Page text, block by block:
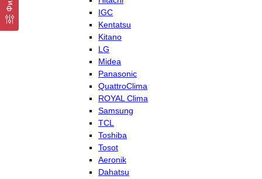
IGC
Kentatsu
Kitano
LG
Midea
Panasonic
QuattroClima
ROYAL Clima
Samsung
TCL
Toshiba
Tosot
Aeronik
Dahatsu